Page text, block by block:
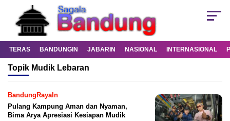
TERAS BANDUNGIN JABARIN NASIONAL INTERNASIONAL
Topik Mudik Lebaran
BandungRayaIn
Pulang Kampung Aman dan Nyaman,
Bima Arya Apresiasi Kesiapan Mudik